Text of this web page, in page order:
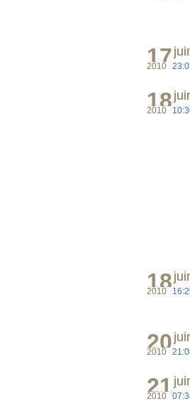
17
2010
18
2010
18
2010
20
2010
21
2010